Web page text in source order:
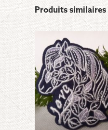
Produits similaires